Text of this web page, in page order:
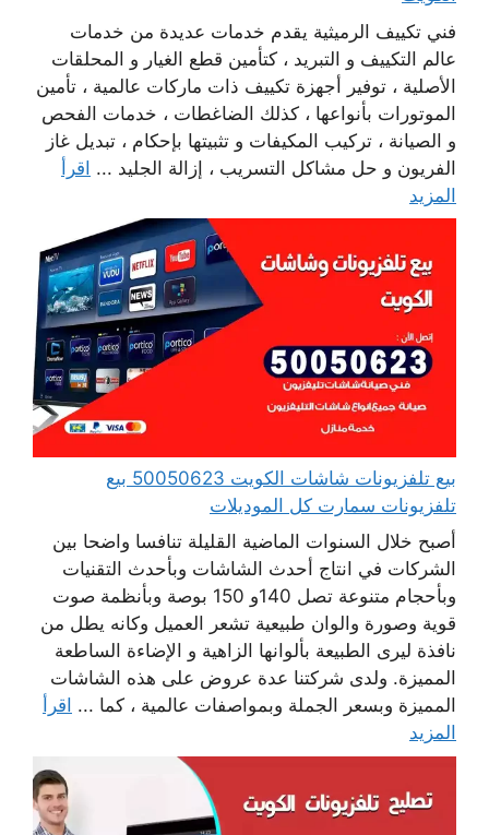
فني تكييف الرميثية يقدم خدمات عديدة من خدمات
عالم التكييف و التبريد ، كتأمين قطع الغيار و المحلقات
الأصلية ، توفير أجهزة تكييف ذات ماركات عالمية ، تأمين
الموتورات بأنواعها ، كذلك الضاغطات ، خدمات الفحص
و الصيانة ، تركيب المكيفات و تثبيتها بإحكام ، تبديل غاز
الفريون و حل مشاكل التسريب ، إزالة الجليد ... اقرأ
المزيد
بيع تلفزيونات شاشات الكويت 50050623 بيع
تلفزيونات سمارت كل الموديلات
أصبح خلال السنوات الماضية القليلة تنافسا واضحا بين
الشركات في انتاج أحدث الشاشات وبأحدث التقنيات
وبأحجام متنوعة تصل 140و 150 بوصة وبأنظمة صوت
قوية وصورة والوان طبيعية تشعر العميل وكانه يطل من
نافذة ليرى الطبيعة بألوانها الزاهية و الإضاءة الساطعة
المميزة. ولدى شركتنا عدة عروض على هذه الشاشات
المميزة وبسعر الجملة وبمواصفات عالمية ، كما ... اقرأ
المزيد